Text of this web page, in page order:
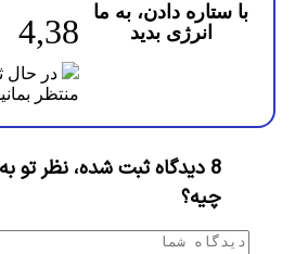
با ستاره دادن، به ما
انرژی بدید
4,38
در حال ثبت
منتظر بمانید
8 دیدگاه ثبت شده، نظر تو به